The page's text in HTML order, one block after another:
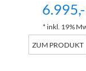
* inkl. 19%
ZUM PRODUKT